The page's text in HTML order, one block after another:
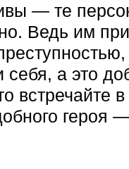
— те
Ведь им
а это
встречайте
героя